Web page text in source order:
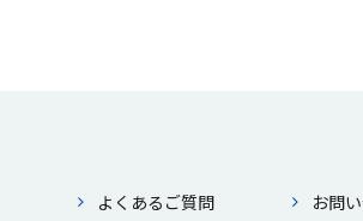
よくあるご質問 お問